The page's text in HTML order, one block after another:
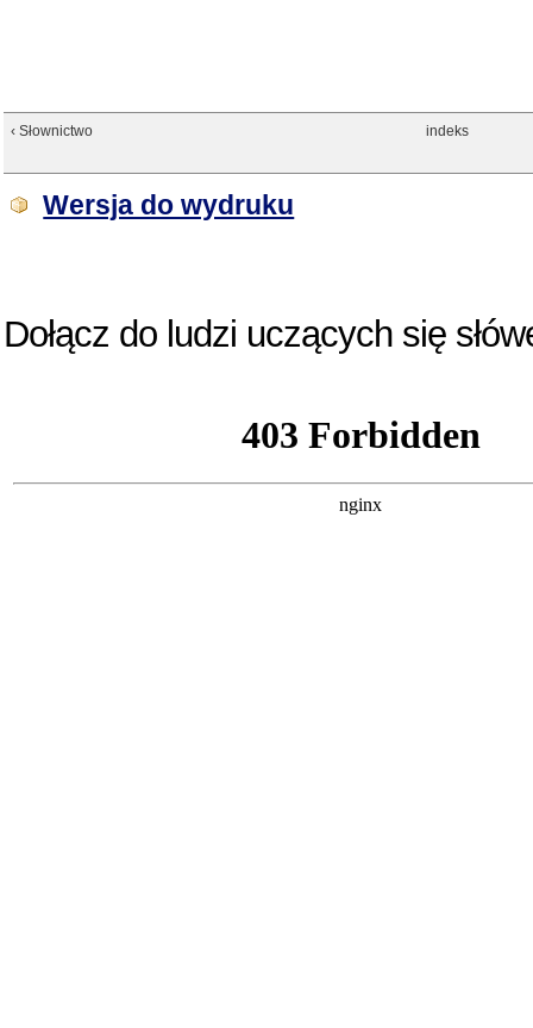
‹ Słownictwo indeks
Wersja do wydruku
Dołącz do ludzi uczących się